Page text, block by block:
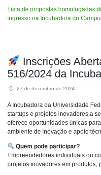
Lista de propostas homologadas
ingresso na Incubadora do
Inscrições
516/2024 da
27 de dezembro de 2024
A Incubadora da Universidade
startups e projetos inovadores a
oferece oportunidades únicas
ambiente de inovação e apoio
Quem pode participar?
Empreendedores individuais ou
projetos inovadores em produtos,